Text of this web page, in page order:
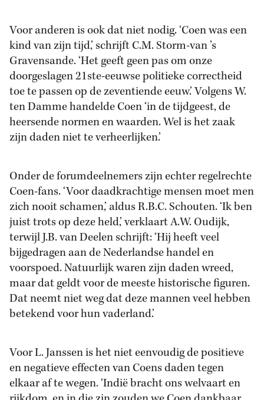
Voor anderen is ook dat niet nodig. ‘Coen was een
kind van zijn tijd,’ schrijft C.M. Storm-van ’s
Gravensande. ‘Het geeft geen pas om onze
doorgeslagen 21ste-eeuwse politieke correctheid
toe te passen op de zeventiende eeuw.’ Volgens W.
ten Damme handelde Coen ‘in de tijdgeest, de
heersende normen en waarden. Wel is het zaak
zijn daden niet te verheerlijken.’
Onder de forumdeelnemers zijn echter regelrechte
Coen-fans. ‘Voor daadkrachtige mensen moet men
zich nooit schamen,’ aldus R.B.C. Schouten. ‘Ik ben
juist trots op deze held,’ verklaart A.W. Oudijk,
terwijl J.B. van Deelen schrijft: ‘Hij heeft veel
bijgedragen aan de Nederlandse handel en
voorspoed. Natuurlijk waren zijn daden wreed,
maar dat geldt voor de meeste historische figuren.
Dat neemt niet weg dat deze mannen veel hebben
betekend voor hun vaderland.’
Voor L. Janssen is het niet eenvoudig de positieve
en negatieve effecten van Coens daden tegen
elkaar af te wegen. ‘Indië bracht ons welvaart en